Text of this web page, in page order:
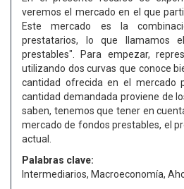
veremos el mercado en el que
Este mercado es la
prestatarios, lo que llamamos
prestables". Para empezar,
utilizando dos curvas que conoce
cantidad ofrecida en el mercado
cantidad demandada proviene de
saben, tenemos que tener en
mercado de fondos prestables, el
actual.
Palabras clave:
Intermediarios, Macroeconomía,